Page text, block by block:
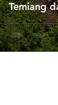
Temiang